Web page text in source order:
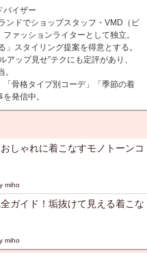
バイザー
ンドでショップスタッフ・VMD（ビ
ァッションライターとして独立。
スタイリング提案を得意とする。
ップ見せ”テクにも定評があり、
骨格タイプ別コーデ」「季節の着
発信中。
しゃれに着こなすモノトーンコ
miho
ガイド！垢抜けて見える着こな
miho